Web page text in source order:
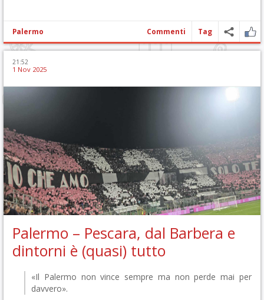
Palermo Commenti Tag
21:52
1 Nov 2025
Palermo – Pescara, dal Barbera e
dintorni è (quasi) tutto
«Il Palermo non vince sempre ma non perde mai per
davvero».